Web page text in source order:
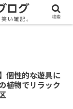
個性的な遊具に
植物でリラック
検索